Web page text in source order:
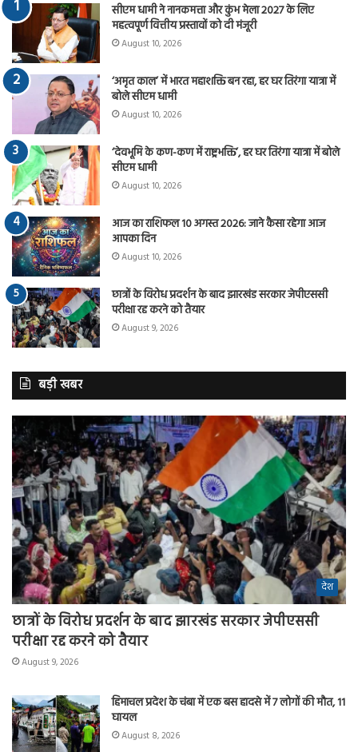
सीएम धामी ने नानकमत्ता और कुंभ मेला 2027 के लिए
महत्वपूर्ण वित्तीय प्रस्तावों को दी मंजूरी
August 10, 2026
‘अमृत काल’ में भारत महाशक्ति बन रहा, हर घर तिरंगा यात्रा में
बोले सीएम धामी
August 10, 2026
‘देवभूमि के कण-कण में राष्ट्रभक्ति’, हर घर तिरंगा यात्रा में बोले
सीएम धामी
August 10, 2026
आज का राशिफल 10 अगस्त 2026: जाने कैसा रहेगा आज
आपका दिन
August 10, 2026
छात्रों के विरोध प्रदर्शन के बाद झारखंड सरकार जेपीएससी
परीक्षा रद्द करने को तैयार
August 9, 2026
बड़ी खबर
देश
छात्रों के विरोध प्रदर्शन के बाद झारखंड सरकार जेपीएससी
परीक्षा रद्द करने को तैयार
August 9, 2026
हिमाचल प्रदेश के चंबा में एक बस हादसे में 7 लोगों की मौत, 11
घायल
August 8, 2026